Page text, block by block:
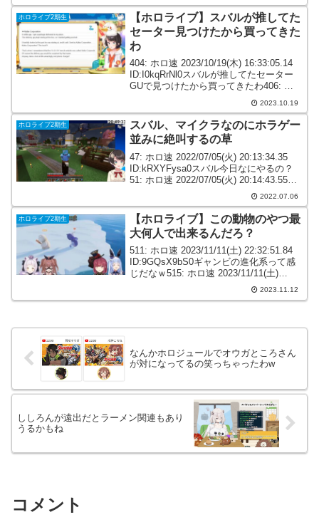
ホロライブ2期生
【ホロライブ】スバルが推してた
セーター見つけたから買ってきた
わ
404: ホロ速 2023/10/19(木) 16:33:05.14
ID:I0kqRrNl0スバルが推してたセーター
GUで見つけたから買ってきたわ406: ホ
ロ速 2023/10/19(木) 16:46:37.762023.10.19
ホロライブ2期生
スバル、マイクラなのにホラゲー
並みに絶叫するの草
47: ホロ速 2022/07/05(火) 20:13:34.35
ID:kRXYFysa0スバル今日なにやるの？
51: ホロ速 2022/07/05(火) 20:14:43.55
ID:briPEnNAMなぜスバルはMinecraftを
2022.07.06
ホロライブ2期生
【ホロライブ】この動物のやつ最
大何人で出来るんだろ？
511: ホロ速 2023/11/11(土) 22:32:51.84
ID:9GQsX9bS0ギャンビの進化系って感
じだなｗ515: ホロ速 2023/11/11(土)
22:33:53.91 ID:ULc4j/5I0マシぺこおもし
2023.11.12
なんかホロジュールでオウガところさん
が対になってるの笑っちゃったわw
ししろんが遠出だとラーメン関連もあり
うるかもね
コメント